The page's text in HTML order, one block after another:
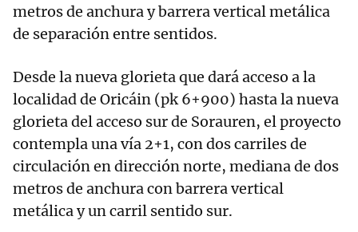
metros de anchura y barrera vertical metálica
de separación entre sentidos.
Desde la nueva glorieta que dará acceso a la
localidad de Oricáin (pk 6+900) hasta la nueva
glorieta del acceso sur de Sorauren, el proyecto
contempla una vía 2+1, con dos carriles de
circulación en dirección norte, mediana de dos
metros de anchura con barrera vertical
metálica y un carril sentido sur.